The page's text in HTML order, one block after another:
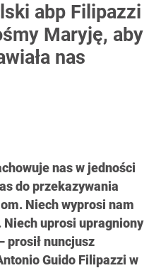
abp Filipazzi
Maryję, aby
nas
nas w jedności
do przekazywania
Niech wyprosi nam
Niech uprosi upragniony
prosił nuncjusz
Guido Filipazzi w